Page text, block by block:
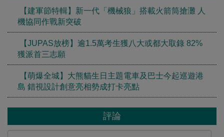
【建軍節特輯】新一代「機械狼」搭載火箭筒搶灘 人
機協同作戰新突破
【JUPAS放榜】逾1.5萬考生獲八大或都大取錄 82%
獲派首三志願
【萌爆全城】大熊貓生日主題電車及巴士今起巡遊港
島 錯視設計創意亮相勢成打卡亮點
評論